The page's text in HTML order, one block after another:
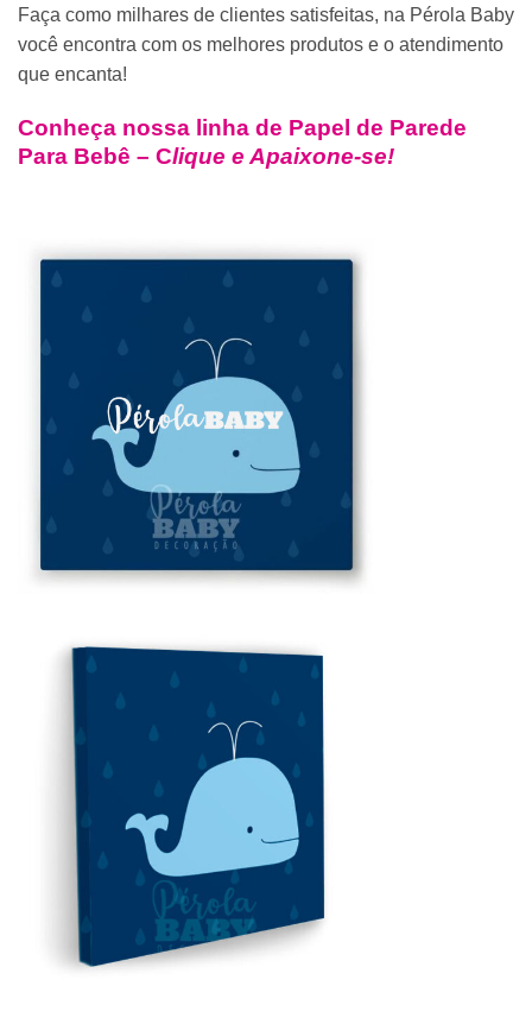
Faça como milhares de clientes satisfeitas, na Pérola Baby
você encontra com os melhores produtos e o atendimento
que encanta!
Conheça nossa linha de Papel de Parede
Para Bebê – Clique e Apaixone-se!